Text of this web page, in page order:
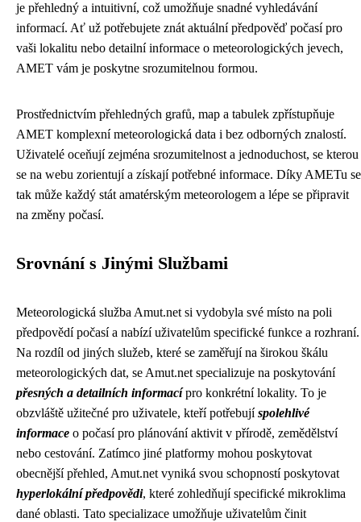
je přehledný a intuitivní, což umožňuje snadné vyhledávání
informací. Ať už potřebujete znát aktuální předpověď počasí pro
vaši lokalitu nebo detailní informace o meteorologických jevech,
AMET vám je poskytne srozumitelnou formou.
Prostřednictvím přehledných grafů, map a tabulek zpřístupňuje
AMET komplexní meteorologická data i bez odborných znalostí.
Uživatelé oceňují zejména srozumitelnost a jednoduchost, se kterou
se na webu zorientují a získají potřebné informace. Díky AMETu se
tak může každý stát amatérským meteorologem a lépe se připravit
na změny počasí.
Srovnání s Jinými Službami
Meteorologická služba Amut.net si vydobyla své místo na poli
předpovědí počasí a nabízí uživatelům specifické funkce a rozhraní.
Na rozdíl od jiných služeb, které se zaměřují na širokou škálu
meteorologických dat, se Amut.net specializuje na poskytování
přesných a detailních informacípro konkrétní lokality. To je
obzvláště užitečné pro uživatele, kteří potřebujíspolehlivé
informace o počasí pro plánování aktivit v přírodě, zemědělství
nebo cestování. Zatímco jiné platformy mohou poskytovat
obecnější přehled, Amut.net vyniká svou schopností poskytovat
hyperlokální předpovědi, které zohledňují specifické mikroklima
dané oblasti. Tato specializace umožňuje uživatelům činit